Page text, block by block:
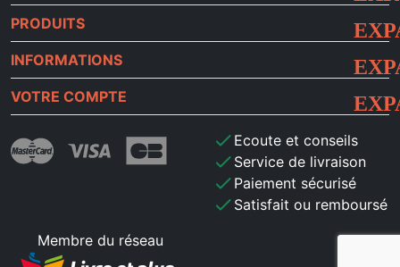
PRODUITS
INFORMATIONS
VOTRE COMPTE
check Ecoute et conseils
check Service de livraison
check Paiement sécurisé
check Satisfait ou remboursé
Membre du réseau